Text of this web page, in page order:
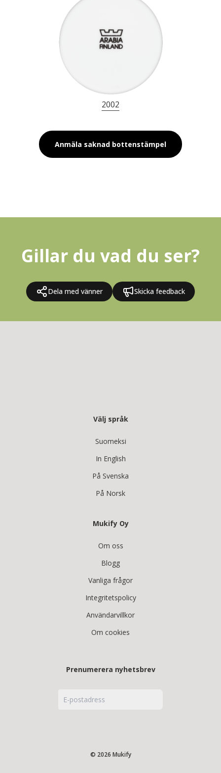
2002
Anmäla saknad bottenstämpel
Gillar du vad du ser?
Dela med vänner Skicka feedback
Välj språk
Suomeksi
In English
På Svenska
På Norsk
Mukify Oy
Om oss
Blogg
Vanliga frågor
Integritetspolicy
Användarvillkor
Om cookies
Prenumerera nyhetsbrev
© 2026 Mukify